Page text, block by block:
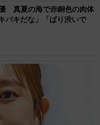
段の生活には支障がない
だったためか腎臓の一
ちらも特にトイレが近
。
真夏の海で赤銅色の肉体
キだな」「ばり渋いで